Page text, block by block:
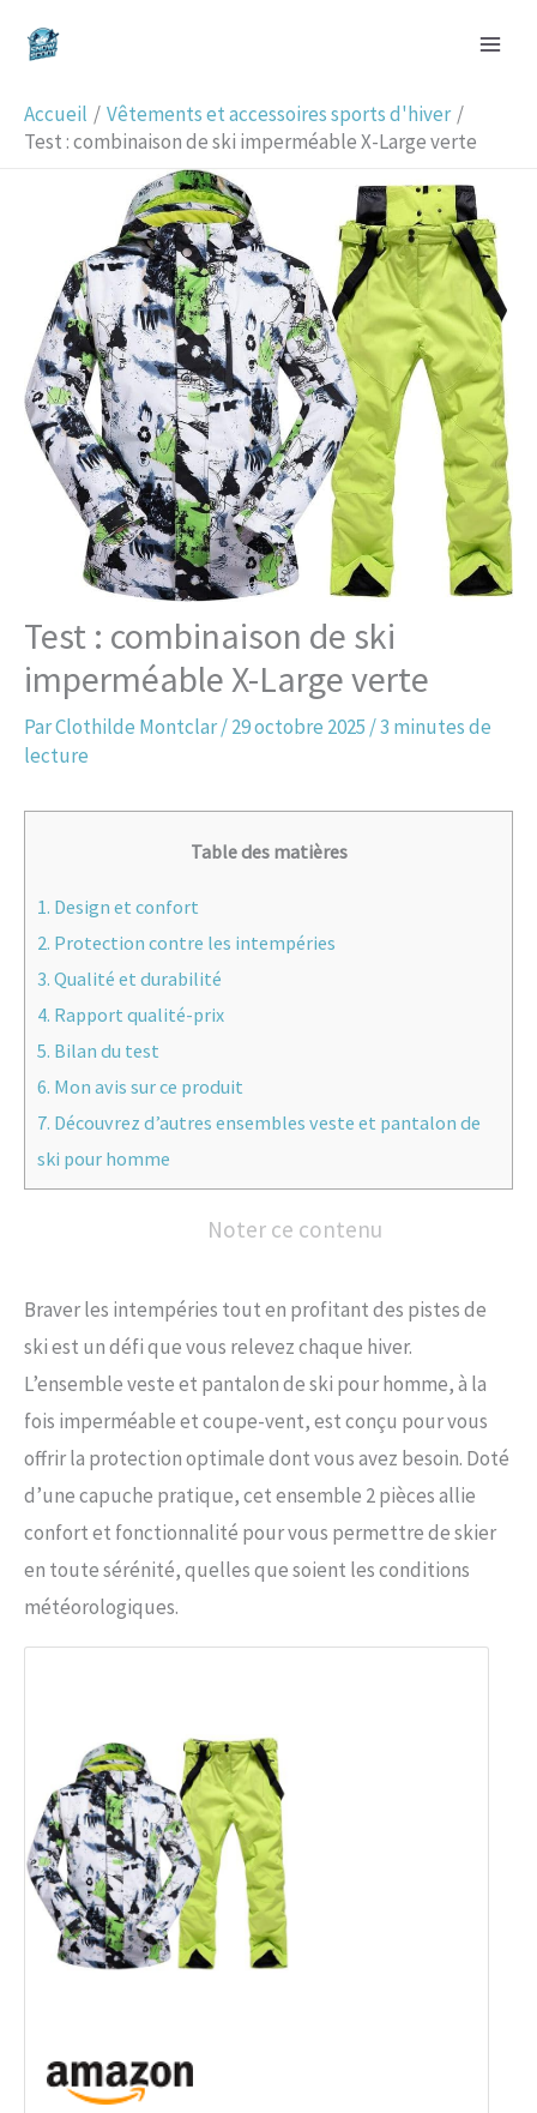
Accueil
Vêtements et accessoires sports d'hiver
Test : combinaison de ski imperméable X-Large verte
Test : combinaison de ski
imperméable X-Large verte
ParClothilde Montclar/29 octobre 2025 /3 minutes de
lecture
Table des matières
1. Design et confort
2. Protection contre les intempéries
3. Qualité et durabilité
4. Rapport qualité-prix
5. Bilan du test
6. Mon avis sur ce produit
7. Découvrez d’autres ensembles veste et pantalon de
ski pour homme
Noter ce contenu
Braver les intempéries tout en profitant des pistes de
ski est un défi que vous relevez chaque hiver.
L’ensemble veste et pantalon de ski pour homme, à la
fois imperméable et coupe-vent, est conçu pour vous
offrir la protection optimale dont vous avez besoin. Doté
d’une capuche pratique, cet ensemble 2 pièces allie
confort et fonctionnalité pour vous permettre de skier
en toute sérénité, quelles que soient les conditions
météorologiques.
e
c
h
r